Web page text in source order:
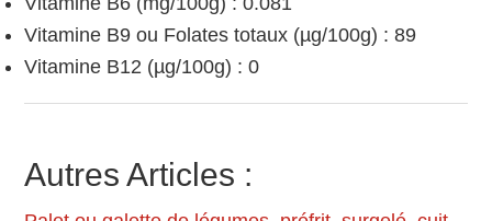
Vitamine B9 ou Folates totaux (µg/100g) : 89
Vitamine B12 (µg/100g) : 0
Autres Articles :